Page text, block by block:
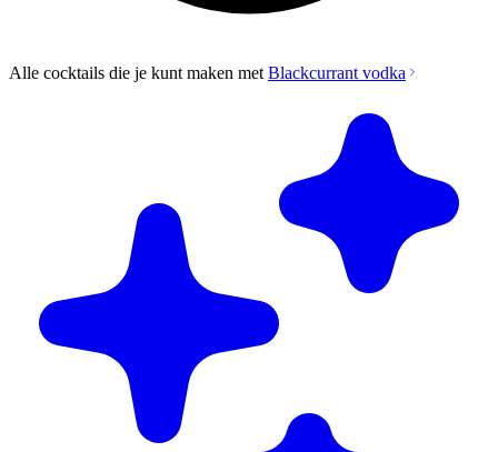
Alle cocktails die je kunt maken met Blackcurrant vodka